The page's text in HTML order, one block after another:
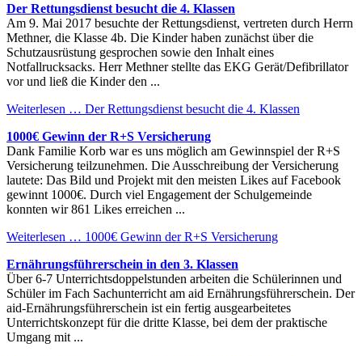
Der Rettungsdienst besucht die 4. Klassen
Am 9. Mai 2017 besuchte der Rettungsdienst, vertreten durch Herrn
Methner, die Klasse 4b. Die Kinder haben zunächst über die
Schutzausrüstung gesprochen sowie den Inhalt eines
Notfallrucksacks. Herr Methner stellte das EKG Gerät/Defibrillator
vor und ließ die Kinder den ...
Weiterlesen … Der Rettungsdienst besucht die 4. Klassen
1000€ Gewinn der R+S Versicherung
Dank Familie Korb war es uns möglich am Gewinnspiel der R+S
Versicherung teilzunehmen. Die Ausschreibung der Versicherung
lautete: Das Bild und Projekt mit den meisten Likes auf Facebook
gewinnt 1000€. Durch viel Engagement der Schulgemeinde
konnten wir 861 Likes erreichen ...
Weiterlesen … 1000€ Gewinn der R+S Versicherung
Ernährungsführerschein in den 3. Klassen
Über 6-7 Unterrichtsdoppelstunden arbeiten die Schülerinnen und
Schüler im Fach Sachunterricht am aid Ernährungsführerschein. Der
aid-Ernährungsführerschein ist ein fertig ausgearbeitetes
Unterrichtskonzept für die dritte Klasse, bei dem der praktische
Umgang mit ...